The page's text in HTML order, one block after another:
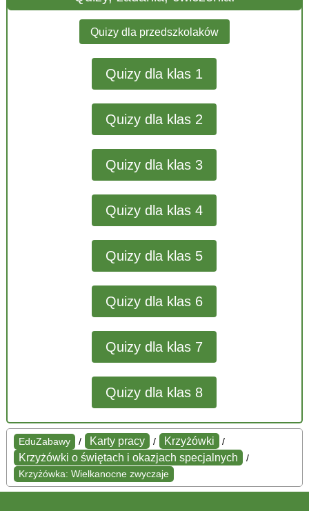
Quizy dla przedszkolaków
Quizy dla klas 1
Quizy dla klas 2
Quizy dla klas 3
Quizy dla klas 4
Quizy dla klas 5
Quizy dla klas 6
Quizy dla klas 7
Quizy dla klas 8
EduZabawy / Karty pracy / Krzyżówki /
Krzyżówki o świętach i okazjach specjalnych
/
Krzyżówka: Wielkanocne zwyczaje